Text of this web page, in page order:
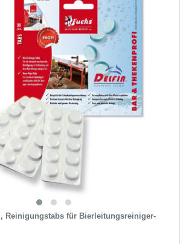
Reinigungstabs für Bierleitungsreiniger-